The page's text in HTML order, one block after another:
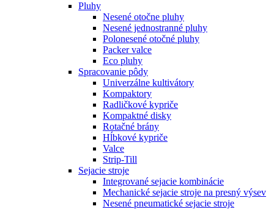
Pluhy
Nesené otočne pluhy
Nesené jednostranné pluhy
Polonesené otočné pluhy
Packer valce
Eco pluhy
Spracovanie pôdy
Univerzálne kultivátory
Kompaktory
Radličkové kypriče
Kompaktné disky
Rotačné brány
Hĺbkové kypriče
Valce
Strip-Till
Sejacie stroje
Integrované sejacie kombinácie
Mechanické sejacie stroje na presný výsev
Nesené pneumatické sejacie stroje